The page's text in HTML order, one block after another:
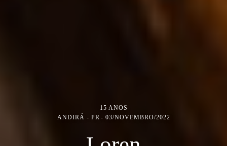
15 ANOS
ANDIRÁ - PR
03/NOVEMBRO/2022